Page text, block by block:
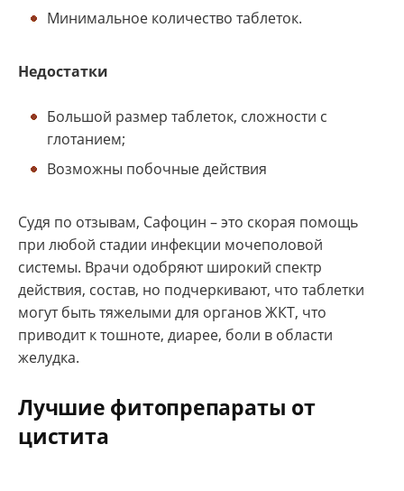
Минимальное количество таблеток.
Недостатки
Большой размер таблеток, сложности с
глотанием;
Возможны побочные действия
Судя по отзывам, Сафоцин – это скорая помощь
при любой стадии инфекции мочеполовой
системы. Врачи одобряют широкий спектр
действия, состав, но подчеркивают, что таблетки
могут быть тяжелыми для органов ЖКТ, что
приводит к тошноте, диарее, боли в области
желудка.
Лучшие фитопрепараты от
цистита